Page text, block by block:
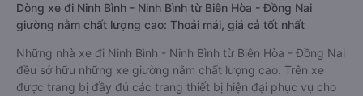
Dòng xe đi Ninh Bình - Ninh Bình từ Biên Hòa - Đồng Nai
giường nằm chất lượng cao: Thoải mái, giá cả tốt nhất
Những nhà xe đi Ninh Bình - Ninh Bình từ Biên Hòa - Đồng Nai
đều sở hữu những xe giường nằm chất lượng cao. Trên xe
được trang bị đầy đủ các trang thiết bị hiện đại phục vụ cho